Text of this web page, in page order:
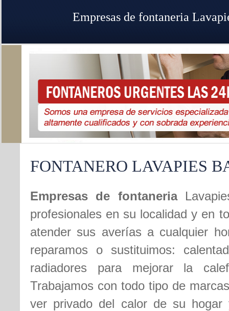
FONTANERO LAVAPIES
Empresas de fontaneria
profesionales en su localidad y en
atender sus averías a cualquier
reparamos o sustituimos:
radiadores para mejorar la
Trabajamos con todo tipo de
ver privado del calor de su hogar
Empresas de fontaneria